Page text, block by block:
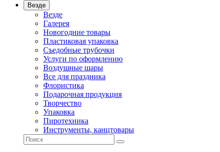
Везде
Везде
Галерея
Новогодние товары
Пластиковая упаковка
Съедобные трубочки
Услуги по оформлению
Воздушные шары
Все для праздника
Флористика
Подарочная продукция
Творчество
Упаковка
Пиротехника
Инструменты, канцтовары